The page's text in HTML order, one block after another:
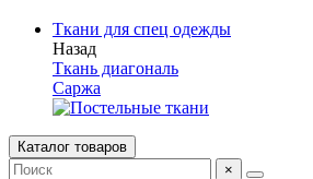
Ткани для спец одежды
Назад
Ткань диагональ
Саржа
Каталог товаров
×